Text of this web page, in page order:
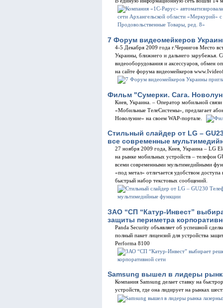
7 Форум видеомейкеров
4-5 Декабря 2009 года г.Чернигов Место
Украины, ближнего и дальнего зарубежья.
видеооборудования и аксессуаров,
на сайте форума видеомейкеров
Фильм "Сумерки. Сага.
Киев, Украина. – Оператор мобильной
«Мобильные ТелеСистемы», предлагает
Новолуние» на своем WAP-портале.
Стильный слайдер от LG –
все современные
27 ноября 2009 года, Киев, Украина – LG
на рынке мобильных устройств – телефон
всеми современными мультимедийными
«под метал» отличается удобством
быстрый набор текстовых сообщений.
ЗАО “СП “Катур-Инвест”
защиты периметра
Panda Security объявляет об успешной
полный пакет лицензий для устройства
Performa 8100
Samsung вышел в лидеры
Компания Samsung делает ставку на
устройств, где она лидирует на рынках